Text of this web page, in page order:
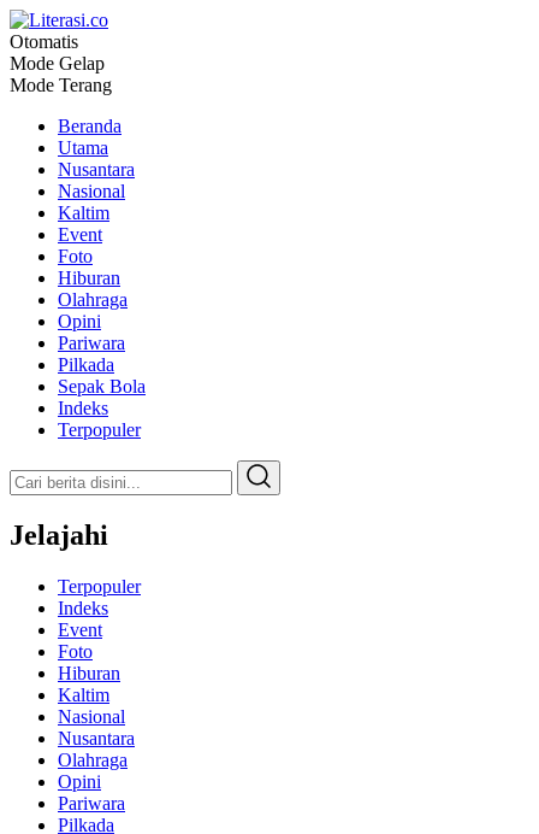
Literasi.co
Pilar Informasi
Otomatis
Mode Gelap
Mode Terang
Beranda
Utama
Nusantara
Nasional
Kaltim
Event
Foto
Hiburan
Olahraga
Opini
Pariwara
Pilkada
Sepak Bola
Indeks
Terpopuler
Jelajahi
Terpopuler
Indeks
Event
Foto
Hiburan
Kaltim
Nasional
Nusantara
Olahraga
Opini
Pariwara
Pilkada